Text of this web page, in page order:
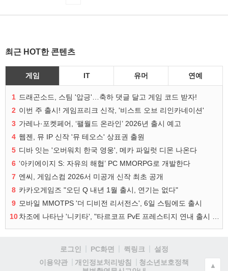
최근 HOT한 콘텐츠
게임 IT 유머 연예
1 드래곤소드, 스팀 '압긍'…축하 댓글 달고 게임 코드 받자!
2 이번 주 출시! 게임프리크 신작, '비스트 오브 리인카네이션'
3 가레나·포켓페어, ‘팰월드 온라인’ 2026년 출시 예고
4 웹젠, 뮤 IP 신작 '뮤 테오스' 상표권 출원
5 디바 잇는 '오버워치 한국 영웅', 메카 파일럿 디몬 나온다
6 ‘아키에이지 S: 자유의 해협’ PC MMORPG로 개발한다
7 엔씨, 게임스컴 2026서 미공개 신작 최초 공개
8 카카오게임즈 "오딘 Q 내년 1월 출시, 연기는 없다"
9 모바일 MMOTPS '더 디비전 리서전스', 6일 스팀에도 출시
10
로그인 PC화면 퀵링크
설정
이용약관
개인정보처리방침
청소년보호정책
▲